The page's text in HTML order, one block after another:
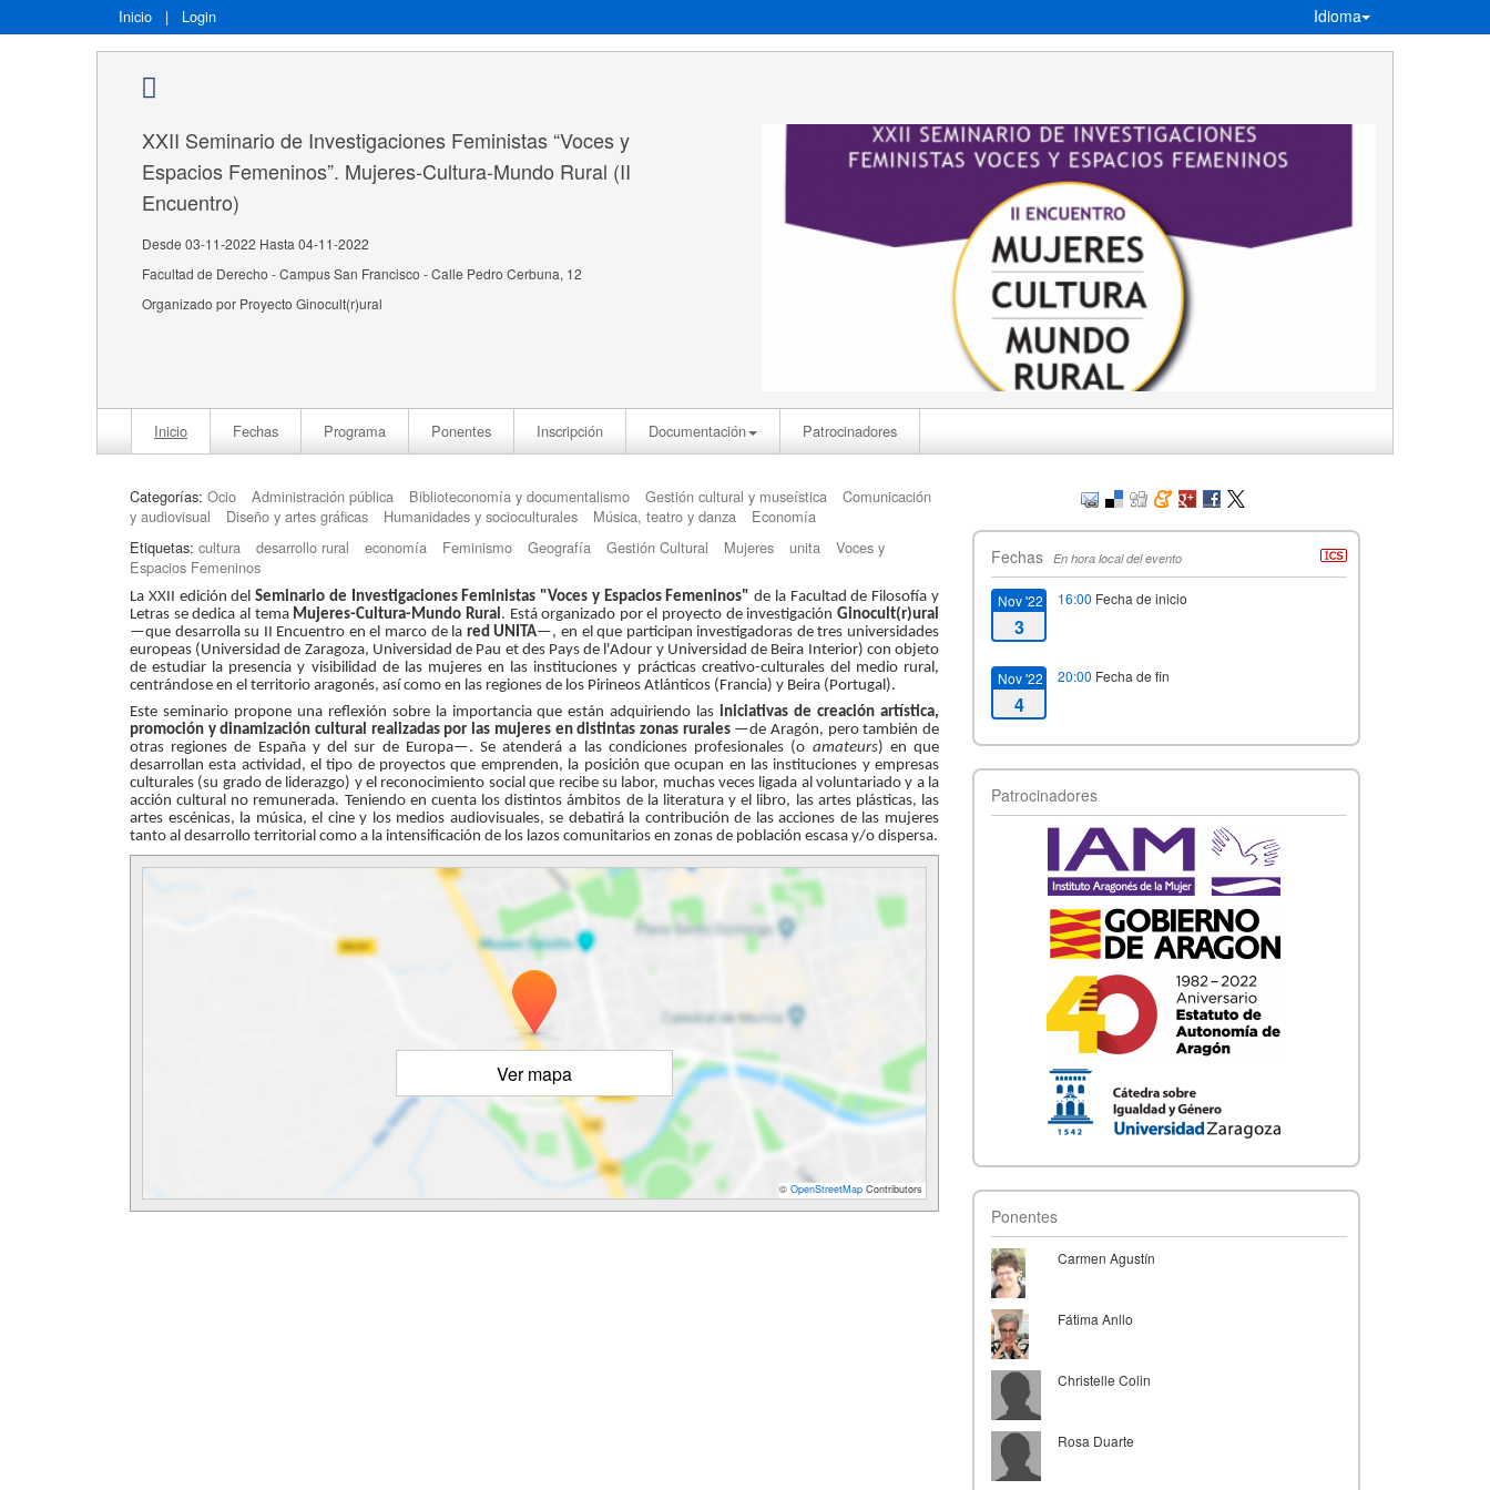
Inicio | Login Idioma
XXII Seminario de Investigaciones Feministas “Voces y
Espacios Femeninos”. Mujeres-Cultura-Mundo Rural (II
Encuentro)
Desde 03-11-2022 Hasta 04-11-2022
Facultad de Derecho - Campus San Francisco - Calle Pedro Cerbuna, 12
Organizado por Proyecto Ginocult(r)ural
Inicio Fechas Programa Ponentes Inscripción Documentación Patrocinadores
Categorías: Ocio Administración pública Biblioteconomía y documentalismo Gestión cultural y museística
Comunicación
y audiovisual
Diseño y artes gráficas Humanidades y socioculturales Música, teatro y danza
Economía
Etiquetas: cultura desarrollo rural economía Feminismo Geografía Gestión Cultural Mujeres unita
Voces y
Espacios Femeninos
La XXII edición delSeminario de Investigaciones Feministas "Voces y Espacios Femeninos" de la Facultad de Filosofía y
Letras se dedica al tema Mujeres-Cultura-Mundo Rural . Está organizado por el proyecto de investigaciónGinocult(r)ural
—que desarrolla su II Encuentro en el marco de la red UNITA—, en el que participan investigadoras de tres universidades
europeas (Universidad de Zaragoza, Universidad de Pau et des Pays de l'Adour y Universidad de Beira Interior) con objeto
de estudiar la presencia y visibilidad de las mujeres en las instituciones y prácticas creativo-culturales del medio rural,
centrándose en el territorio aragonés, así como en las regiones de los Pirineos Atlánticos (Francia) y Beira (Portugal).
Este seminario propone una reflexión sobre la importancia que están adquiriendo las iniciativas de creación artística,
promoción y dinamización cultural realizadas por las mujeres en distintas zonas rurales—de Aragón, pero también de
otras regiones de España y del sur de Europa—. Se atenderá a las condiciones profesionales (o amateurs) en que
desarrollan esta actividad, el tipo de proyectos que emprenden, la posición que ocupan en las instituciones y empresas
culturales (su grado de liderazgo) y el reconocimiento social que recibe su labor, muchas veces ligada al voluntariado y a la
acción cultural no remunerada. Teniendo en cuenta los distintos ámbitos de la literatura y el libro, las artes plásticas, las
artes escénicas, la música, el cine y los medios audiovisuales, se debatirá la contribución de las acciones de las mujeres
tanto al desarrollo territorial como a la intensificación de los lazos comunitarios en zonas de población escasa y/o dispersa.
Ver mapa
© OpenStreetMap Contributors
Fechas En hora local del evento
Nov '22
3
16:00 Fecha de inicio
Nov '22
4
20:00 Fecha de fin
Patrocinadores
Ponentes
Carmen Agustín
Fátima Anllo
Christelle Colin
Rosa Duarte